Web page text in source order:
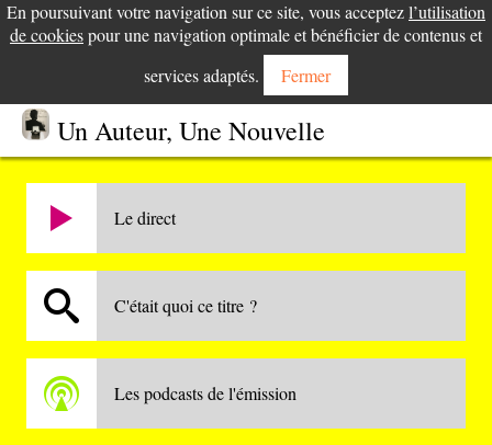
En poursuivant votre navigation sur ce site, vous acceptezl’utilisation
de cookiespour une navigation optimale et bénéficier de contenus et
services adaptés.
Fermer
Un Auteur, Une Nouvelle
Le direct
C'était quoi ce titre ?
Les podcasts de l'émission